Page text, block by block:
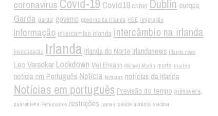
coronavirus Covid-19 Covid19 crime Dublin europa
Garda Gardaí governo governo da Irlanda HSE Imigração
Informação intercambio irlanda intercâmbio na irlanda
Investigação Irlanda Irlanda do Norte Irlandanews irlanda news
Leo Varadkar Lockdown Met Eireann Micheál Martin morte mortes
noticia em Português Notícia Notícias notícias da Irlanda
Notícias em português Previsão do tempo primavera
quarentena Refugiados restrições ryanair saúde ucrânia vacina